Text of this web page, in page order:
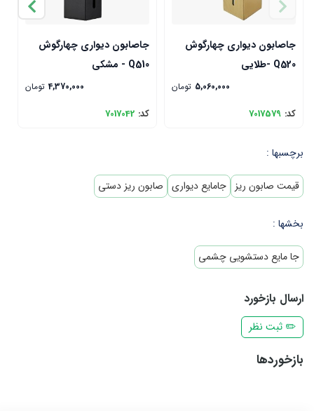
جاصابون دیواری چهارگوش
Q520 -طلایی
5,060,000 تومان
کد: 7017579
جاصابون دیواری چهارگوش
Q510 - مشکی
4,370,000 تومان
کد: 7017042
برچسبها :
قیمت صابون ریز جامایع دیواری صابون ریز دستی
بخشها :
جا مایع دستشویی چشمی
ارسال بازخورد
✏️ ثبت نظر
بازخوردها